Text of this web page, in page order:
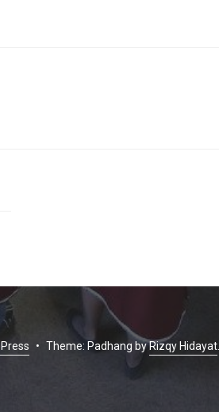
• Theme: Padhang byRizqy Hidayat